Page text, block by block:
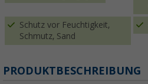
Schutz vor Feuchtigkeit,
Schmutz, Sand
PRODUKTBESCHREIBUNG